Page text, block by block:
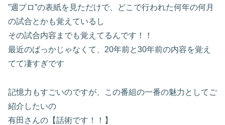
”週プロ”の表紙を見ただけで、どこで行われた何年の何月
の試合とかも覚えているし
その試合内容までも覚えてるんです！！
最近のばっかじゃなくて、20年前と30年前の内容を覚え
てて凄すぎです
記憶力もすごいのですが、この番組の一番の魅力としてご
紹介したいの
有田さんの【話術です！！】